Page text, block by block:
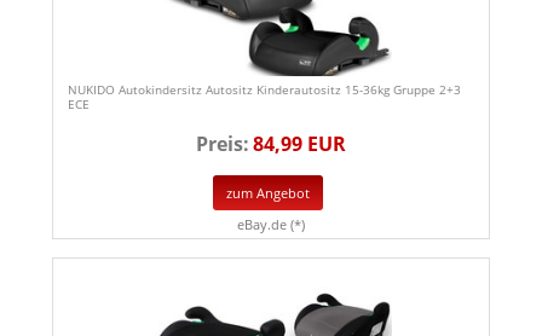
NUKIDO Autokindersitz Autositz Kinderautositz 15-36kg Gruppe 2+3
ECE
Preis:84,99 EUR
zum Angebot
eBay.de (*)